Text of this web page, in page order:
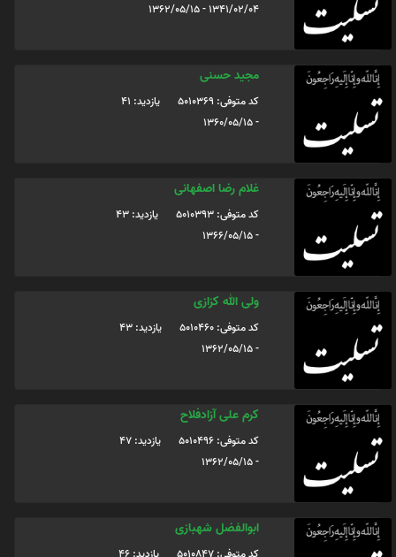
1341/02/04 - 1362/05/15
مجید حسنی
کد متوفی: 5010369
یازدید: 41
- 1360/05/15
غلام رضا اصفهانی
کد متوفی: 5010393
یازدید: 43
- 1366/05/15
ولی الله کزازی
کد متوفی: 5010460
یازدید: 43
- 1362/05/15
کرم علی آزادفلاح
کد متوفی: 5010496
یازدید: 47
- 1362/05/15
ابوالفضل شهبازی